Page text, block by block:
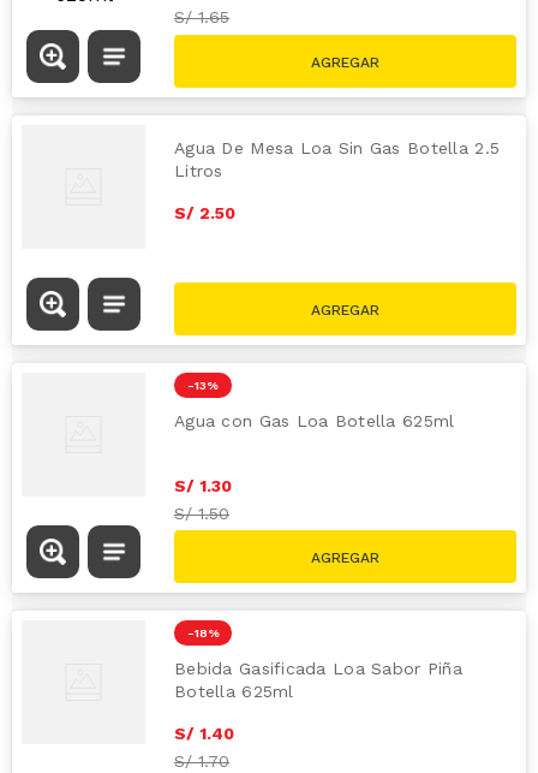
S/1.65
Agua De Mesa Loa Sin Gas Botella 2.5
Litros
S/ 2.50
-13 %
Agua con Gas Loa Botella 625ml
S/ 1.30
S/1.50
-18 %
Bebida Gasificada Loa Sabor Piña
Botella 625ml
S/ 1.40
S/1.70